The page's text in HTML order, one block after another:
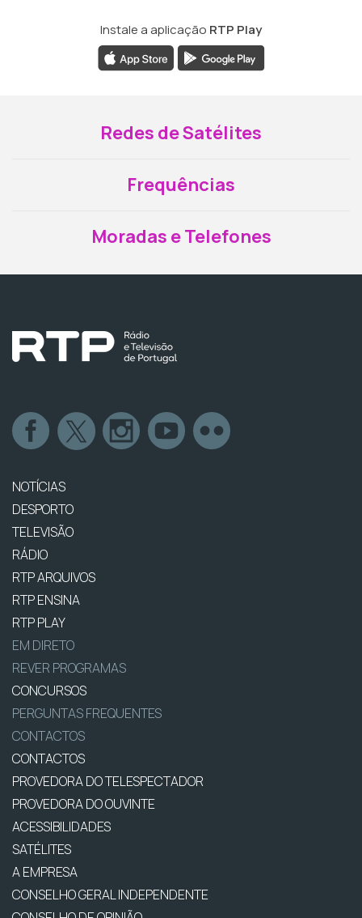
Instale a aplicação RTP Play
Redes de Satélites
Frequências
Moradas e Telefones
NOTÍCIAS
DESPORTO
TELEVISÃO
RÁDIO
RTP ARQUIVOS
RTP ENSINA
RTP PLAY
EM DIRETO
REVER PROGRAMAS
CONCURSOS
PERGUNTAS FREQUENTES
CONTACTOS
CONTACTOS
PROVEDORA DO TELESPECTADOR
PROVEDORA DO OUVINTE
ACESSIBILIDADES
SATÉLITES
A EMPRESA
CONSELHO GERAL INDEPENDENTE